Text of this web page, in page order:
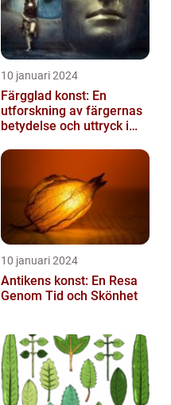
10 januari 2024
Färgglad konst: En
utforskning av färgernas
betydelse och uttryck i
10 januari 2024
Antikens konst: En Resa
Genom Tid och Skönhet